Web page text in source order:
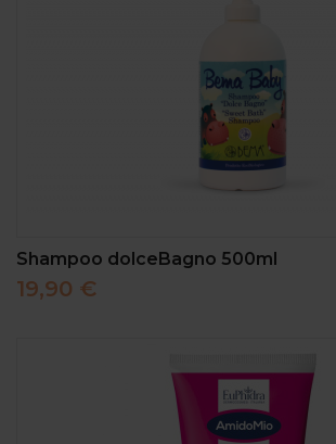
Shampoo dolceBagno 500ml
19,90 €